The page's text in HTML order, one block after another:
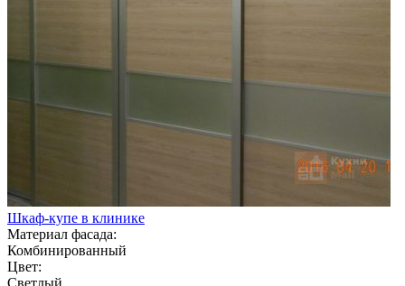
Шкаф-купе в клинике
Материал фасада:
Комбинированный
Цвет:
Светлый